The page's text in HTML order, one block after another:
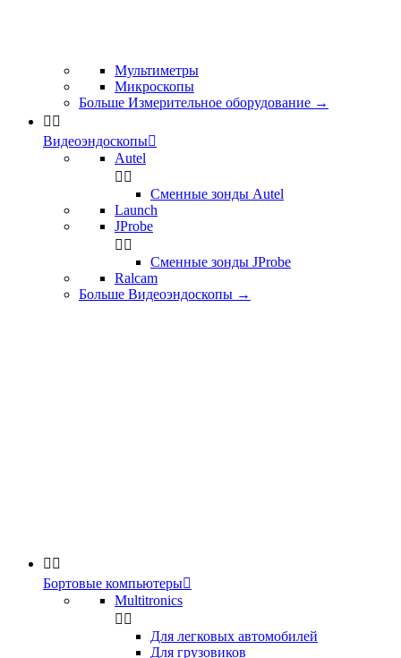
Мультиметры
Микроскопы
Больше Измерительное оборудование →
 
Видеоэндоскопы
Autel
 
Сменные зонды Autel
Launch
JProbe
 
Сменные зонды JProbe
Ralcam
Больше Видеоэндоскопы →
 
Бортовые компьютеры
Multitronics
 
Для легковых автомобилей
Для грузовиков